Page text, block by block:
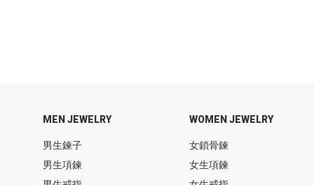
MEN JEWELRY
男生鍊子
男生項鍊
WOMEN JEWELRY
女鎖骨鍊
女生項鍊